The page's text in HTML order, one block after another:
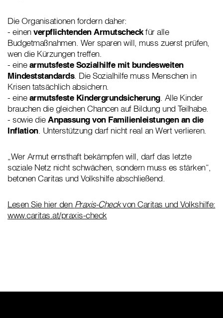
Die Organisationen fordern daher:
- einenverpflichtenden Armutscheckfür alle
Budgetmaßnahmen. Wer sparen will, muss zuerst prüfen,
wen die Kürzungen treffen.
- einearmutsfeste Sozialhilfe mit bundesweiten
Mindeststandards. Die Sozialhilfe muss Menschen in
Krisen tatsächlich absichern.
- einearmutsfeste Kindergrundsicherung. Alle Kinder
brauchen die gleichen Chancen auf Bildung und Teilhabe.
- sowie dieAnpassung von Familienleistungen an die
Inflation. Unterstützung darf nicht real an Wert verlieren.
„Wer Armut ernsthaft bekämpfen will, darf das letzte
soziale Netz nicht schwächen, sondern muss es stärken“,
betonen Caritas und Volkshilfe abschließend.
Lesen Sie hier den Praxis-Checkvon Caritas und Volkshilfe:
www.caritas.at/praxis-check